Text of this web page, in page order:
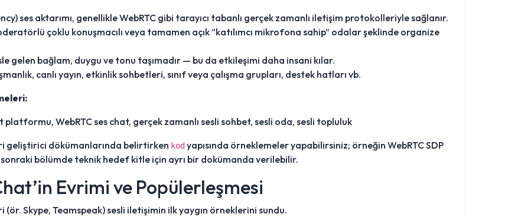
ses aktarımı, genellikle WebRTC gibi tarayıcı tabanlı gerçek zamanlı iletişim protokolleriyle sağlanır.
çoklu konuşmacılı veya tamamen açık “katılımcı mikrofona sahip” odalar şeklinde organize
gelen bağlam, duygu ve tonu taşımadır — bu da etkileşimi daha insani kılar.
canlı yayın, etkinlik sohbetleri, sınıf veya çalışma grupları, destek hatları vb.
platformu, WebRTC ses chat, gerçek zamanlı sesli sohbet, sesli oda, sesli topluluk
geliştirici dökümanlarında belirtirken kod yapısında örneklemeler yapabilirsiniz; örneğin WebRTC SDP
bölümde teknik hedef kitle için ayrı bir dokümanda verilebilir.
Evrimi ve Popülerleşmesi
(ör. Skype, Teamspeak) sesli iletişimin ilk yaygın örneklerini sundu.